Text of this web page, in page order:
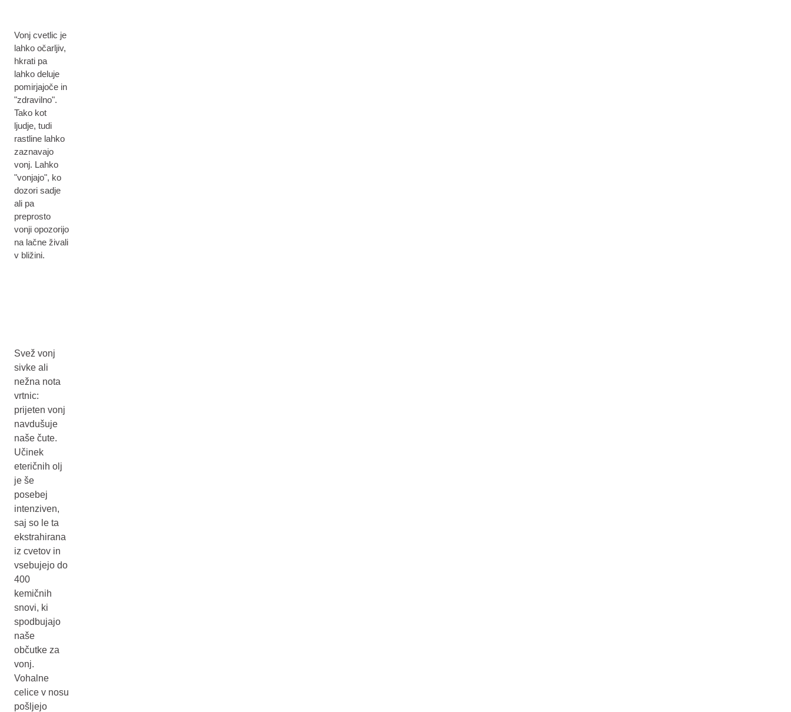
Vonj cvetlic je
lahko očarljiv,
hkrati pa
lahko deluje
pomirjajoče in
"zdravilno".
Tako kot
ljudje, tudi
rastline lahko
zaznavajo
vonj. Lahko
"vonjajo", ko
dozori sadje
ali pa
preprosto
vonji opozorijo
na lačne živali
v bližini.
Svež vonj
sivke ali
nežna nota
vrtnic:
prijeten vonj
navdušuje
naše čute.
Učinek
eteričnih olj
je še
posebej
intenziven,
saj so le ta
ekstrahirana
iz cvetov in
vsebujejo do
400
kemičnih
snovi, ki
spodbujajo
naše
občutke za
vonj.
Vohalne
celice v nosu
pošljejo